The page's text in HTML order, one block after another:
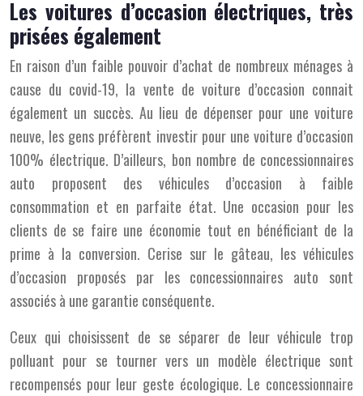
Les voitures d’occasion électriques, très
prisées également
En raison d’un faible pouvoir d’achat de nombreux ménages à
cause du covid-19, la vente de voiture d’occasion connait
également un succès. Au lieu de dépenser pour une voiture
neuve, les gens préfèrent investir pour une voiture d’occasion
100% électrique. D’ailleurs, bon nombre de concessionnaires
auto proposent des véhicules d’occasion à faible
consommation et en parfaite état. Une occasion pour les
clients de se faire une économie tout en bénéficiant de la
prime à la conversion. Cerise sur le gâteau, les véhicules
d’occasion proposés par les concessionnaires auto sont
associés à une garantie conséquente.
Ceux qui choisissent de se séparer de leur véhicule trop
polluant pour se tourner vers un modèle électrique sont
recompensés pour leur geste écologique. Le concessionnaire